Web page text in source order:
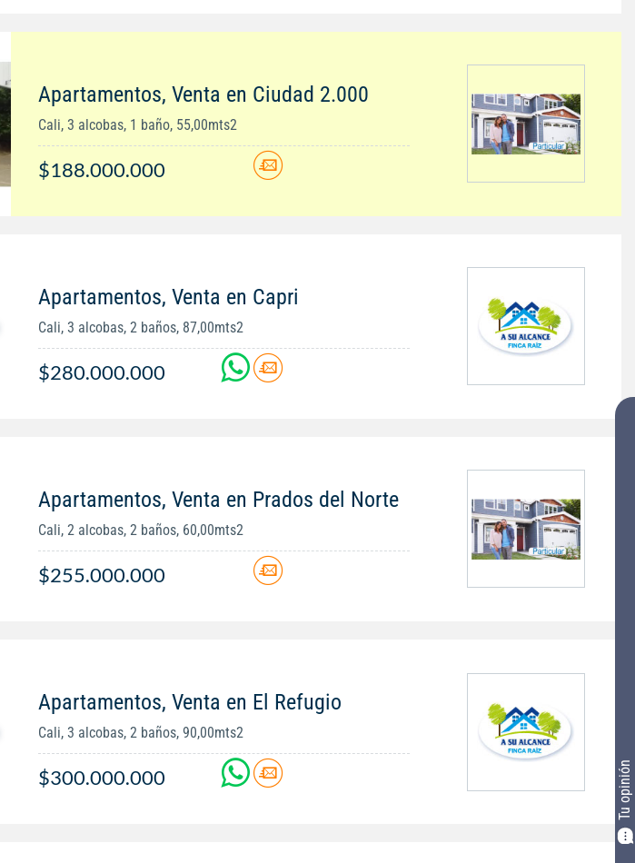
Tu opinión
Apartamentos, Venta en Ciudad 2.000
Cali, 3 alcobas, 1 baño, 55,00mts2
$188.000.000
Apartamentos, Venta en Capri
Cali, 3 alcobas, 2 baños, 87,00mts2
$280.000.000
Apartamentos, Venta en Prados del Norte
Cali, 2 alcobas, 2 baños, 60,00mts2
$255.000.000
Apartamentos, Venta en El Refugio
Cali, 3 alcobas, 2 baños, 90,00mts2
$300.000.000